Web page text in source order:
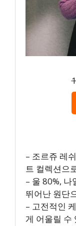
– 조르쥬 레
트 컬렉션으
– 울 80%, 나
뛰어난 원단
– 고전적인
게 어울릴 수